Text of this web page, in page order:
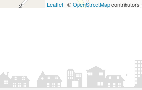
Leaflet | ©OpenStreetMapcontributors